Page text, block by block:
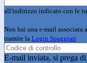
all'indirizzo indicato con le
Non hai una e-mail associata
tramite la Login Spaggiari
E-mail inviata, si prega